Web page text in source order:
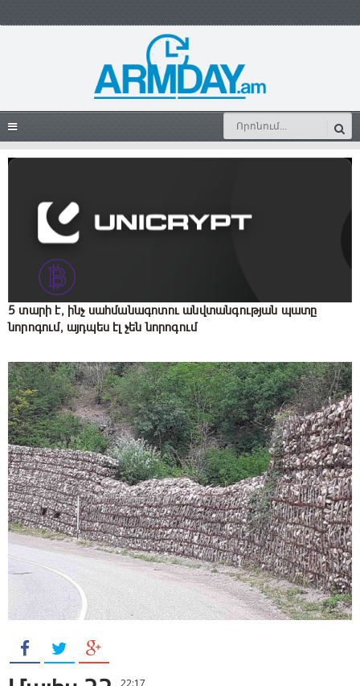
5 տարի է, ինչ սահմանագոտու անվտանգության պատը
նորոգում, այդպես էլ չեն նորոգում